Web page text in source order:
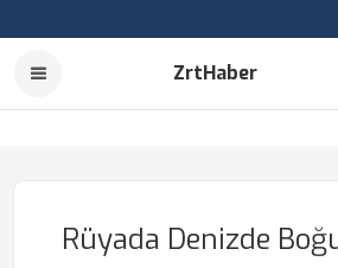
ZrtHaber
Rüyada Denizde